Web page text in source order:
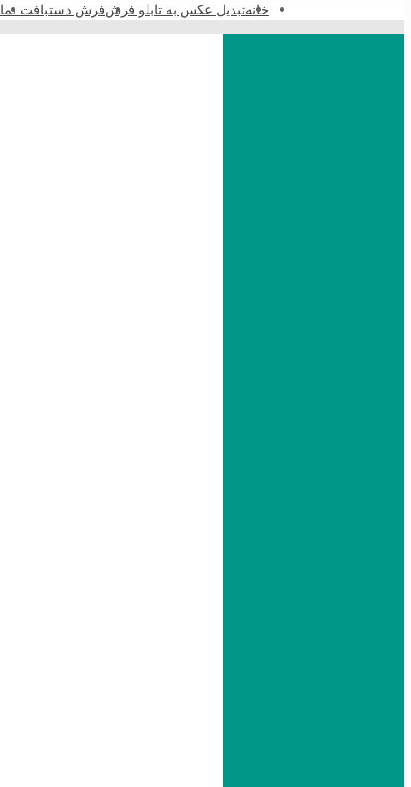
خانهتبدیل عکس به تابلو فرشفرش دستبافت نما